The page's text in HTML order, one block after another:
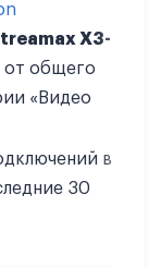
X3-
от общего
«Видео
в
30